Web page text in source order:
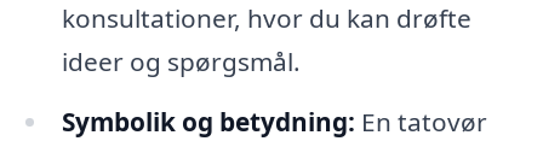
konsultationer, hvor du kan drøfte
ideer og spørgsmål.
Symbolik og betydning: En tatovør